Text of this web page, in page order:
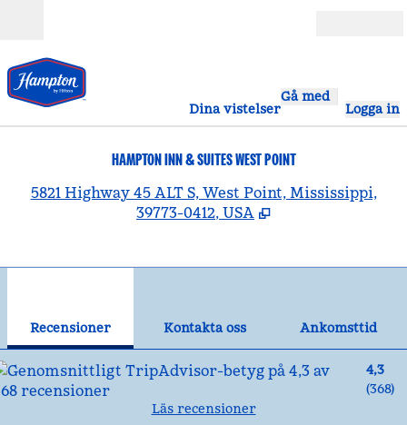
Dina vistelser
Gå med
Logga in
HAMPTON INN & SUITES WEST POINT
5821 Highway 45 ALT S, West Point, Mississippi,
39773-0412, USA
Recensioner Kontakta oss
Ankomsttid
4,3
(368)
Läs recensioner